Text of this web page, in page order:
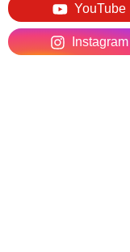
YouTube
Instagram